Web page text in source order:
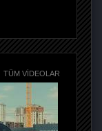
TÜM VIDEOLAR